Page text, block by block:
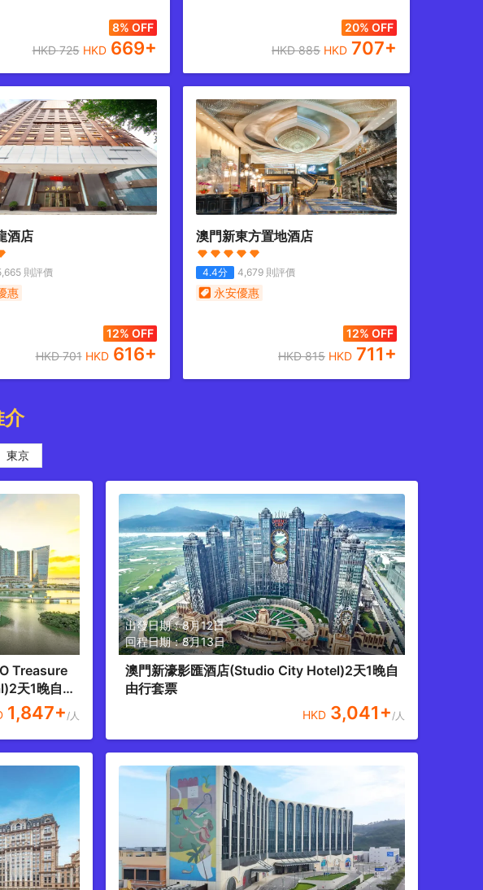
8% OFF
HKD725 HKD 669+
20% OFF
HKD885 HKD 707+
酒店
則評價
惠
12% OFF
HKD701 HKD 616+
澳門新東方置地酒店
4.4分 4,679則評價
永安優惠
12% OFF
HKD815 HKD 711+
介
東京
Treasure
天1晚自由
1,847+/人
出發日期：8月12日
回程日期：8月13日
澳門新濠影匯酒店(Studio City Hotel)2天1晚自
由行套票
HKD 3,041+/人